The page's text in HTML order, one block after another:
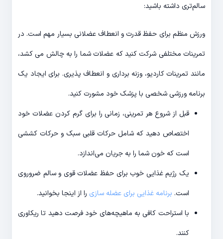
سالم‌تری داشته باشید:
ورزش منظم برای حفظ قدرت و انعطاف عضلانی بسیار مهم است. در
تمرینات مختلفی شرکت کنید که عضلات شما را به چالش می کشد،
مانند تمرینات کاردیو، وزنه برداری و انعطاف پذیری. برای ایجاد یک
برنامه ورزشی شخصی با پزشک خود مشورت کنید.
قبل از شروع هر تمرینی، زمانی را برای گرم کردن عضلات خود
اختصاص دهید که شامل حرکات قلبی سبک و حرکات کششی
است که خون شما را به جریان می‌اندازد.
یک رژیم غذایی خوب برای حفظ عضلات قوی و سالم ضروروی
است. برنامه غذایی برای عضله سازی را از اینجا بخوانید.
با استراحت کافی به ماهیچه‌های خود فرصت دهید تا ریکاوری
کنند.